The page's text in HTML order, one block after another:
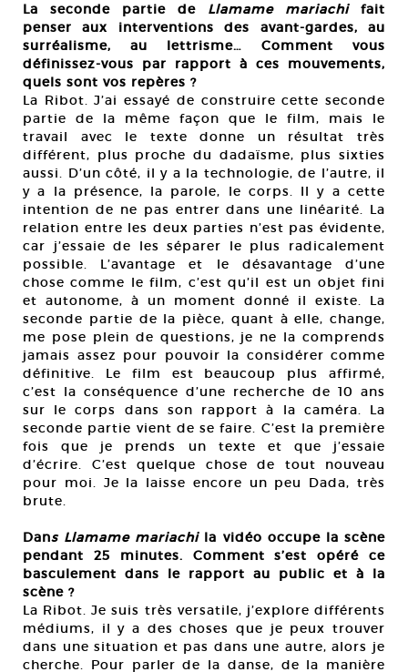
La seconde partie de Llamame mariachifait
penser aux interventions des avant-gardes, au
surréalisme, au lettrisme… Comment vous
définissez-vous par rapport à ces mouvements,
quels sont vos repères ?
La Ribot. J’ai essayé de construire cette seconde
partie de la même façon que le film, mais le
travail avec le texte donne un résultat très
différent, plus proche du dadaïsme, plus sixties
aussi. D’un côté, il y a la technologie, de l’autre, il
y a la présence, la parole, le corps. Il y a cette
intention de ne pas entrer dans une linéarité. La
relation entre les deux parties n’est pas évidente,
car j’essaie de les séparer le plus radicalement
possible. L’avantage et le désavantage d’une
chose comme le film, c’est qu’il est un objet fini
et autonome, à un moment donné il existe. La
seconde partie de la pièce, quant à elle, change,
me pose plein de questions, je ne la comprends
jamais assez pour pouvoir la considérer comme
définitive. Le film est beaucoup plus affirmé,
c’est la conséquence d’une recherche de 10 ans
sur le corps dans son rapport à la caméra. La
seconde partie vient de se faire. C’est la première
fois que je prends un texte et que j’essaie
d’écrire. C’est quelque chose de tout nouveau
pour moi. Je la laisse encore un peu Dada, très
brute.
Dans Llamame mariachi la vidéo occupe la scène
pendant 25 minutes. Comment s’est opéré ce
basculement dans le rapport au public et à la
scène ?
La Ribot. Je suis très versatile, j’explore différents
médiums, il y a des choses que je peux trouver
dans une situation et pas dans une autre, alors je
cherche. Pour parler de la danse, de la manière